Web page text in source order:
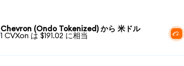
Chevron (Ondo Tokenized) から 米ドル
1 CVXon は $191.02 に相当